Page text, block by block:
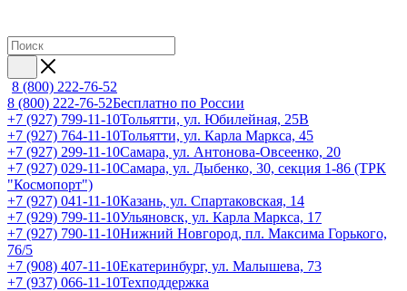
8 (800) 222-76-52
8 (800) 222-76-52Бесплатно по России
+7 (927) 799-11-10Тольятти, ул. Юбилейная, 25В
+7 (927) 764-11-10Тольятти, ул. Карла Маркса, 45
+7 (927) 299-11-10Самара, ул. Антонова-Овсеенко, 20
+7 (927) 029-11-10Самара, ул. Дыбенко, 30, секция 1-86 (ТРК
"Космопорт")
+7 (927) 041-11-10Казань, ул. Спартаковская, 14
+7 (929) 799-11-10Ульяновск, ул. Карла Маркса, 17
+7 (927) 790-11-10Нижний Новгород, пл. Максима Горького,
76/5
+7 (908) 407-11-10Екатеринбург, ул. Малышева, 73
+7 (937) 066-11-10Техподдержка